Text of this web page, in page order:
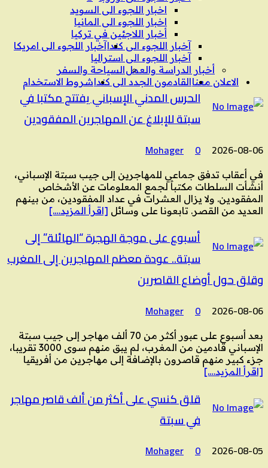
اخبار اللجوء الى السويد
اخبار اللجوء الى المانيا
أخبار اللاجئين في تركيا
آخبار اللجوء الى كنداآخبار اللجوء الى امريكا
آخبار اللجوء الى استراليا
أخبار الدراسة والعملالسياحة والسفر
الاعلان معناالقادمون الجدد الى كنداشروط الاستخدام
الحرس المدني الإسباني يفتتح مكتبا في
سبتة للإبلاغ عن المهاجرين المفقودين
2026-08-06
Mohager 0
في أعقاب تدفق جماعي للمهاجرين إلى جيب سبتة الإسباني،
أنشأت السلطات مكتباً لجمع المعلومات عن الأشخاص
المفقودين. ولا يزال العشرات في عداد المفقودين، من بينهم
العديد من القصر. تابعونا على وسائل [اقرأ المزيد….]
أسبوع على موجة الهجرة “الهائلة” إلى
سبتة.. عودة معظم المهاجرين إلى المغرب
وقلق حول أوضاع القاصرين
2026-08-06
Mohager 0
بعد أسبوع على عبور أكثر من 70 ألف مهاجر إلى جيب سبتة
الإسباني قادمين من المغرب، لم يبق منهم سوى 3000 تقريبا،
جزء كبير منهم قاصرون بالإضافة إلى مهاجرين من أفريقيا
[اقرأ المزيد….]
قلق كنسي على أكثر من ألف قاصر مهاجر
في سبتة
2026-08-05
Mohager 0